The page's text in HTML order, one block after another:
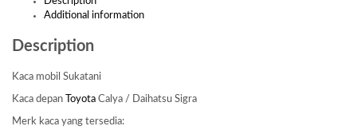
Additional information
Description
Kaca mobil Sukatani
Kaca depan Toyota Calya / Daihatsu Sigra
Merk kaca yang tersedia: